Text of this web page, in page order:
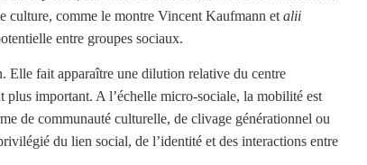
culture, comme le montre Vincent Kaufmann et alii
entre groupes sociaux.
Elle fait apparaître une dilution relative du centre
plus important. A l’échelle micro-sociale, la mobilité est
de communauté culturelle, de clivage générationnel ou
du lien social, de l’identité et des interactions entre